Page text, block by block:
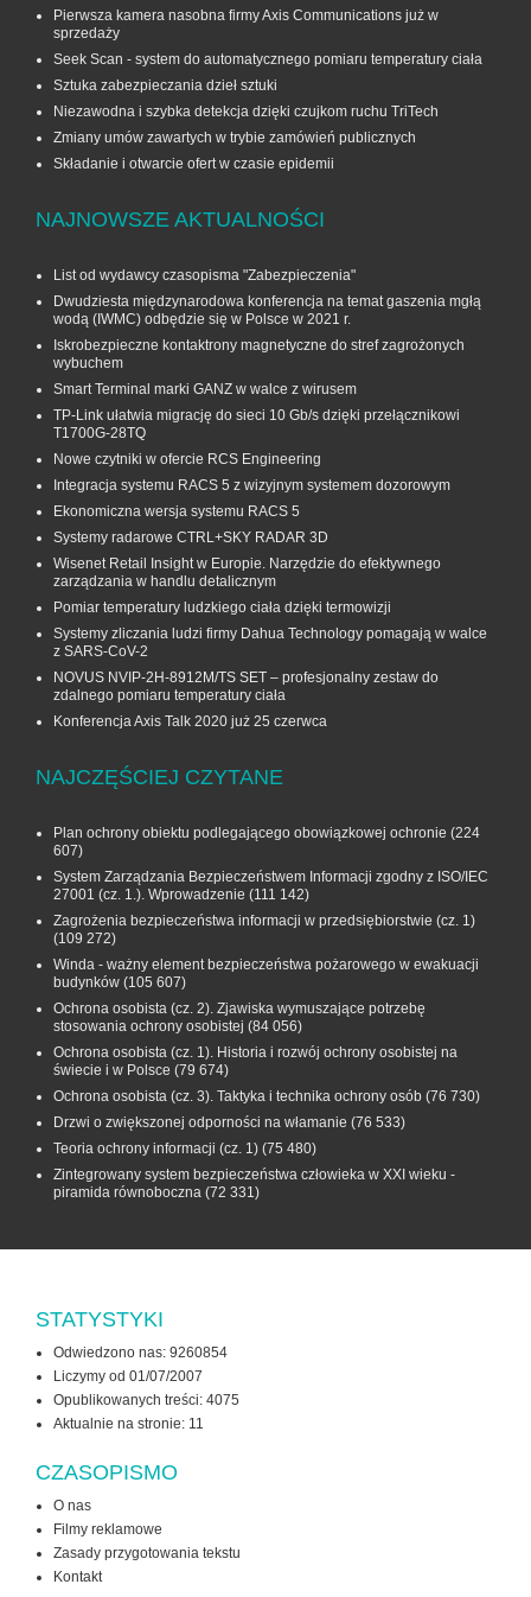
Pierwsza kamera nasobna firmy Axis Communications już w
sprzedaży
Seek Scan - system do automatycznego pomiaru temperatury ciała
Sztuka zabezpieczania dzieł sztuki
Niezawodna i szybka detekcja dzięki czujkom ruchu TriTech
Zmiany umów zawartych w trybie zamówień publicznych
Składanie i otwarcie ofert w czasie epidemii
NAJNOWSZE AKTUALNOŚCI
List od wydawcy czasopisma "Zabezpieczenia"
Dwudziesta międzynarodowa konferencja na temat gaszenia mgłą
wodą (IWMC) odbędzie się w Polsce w 2021 r.
Iskrobezpieczne kontaktrony magnetyczne do stref zagrożonych
wybuchem
Smart Terminal marki GANZ w walce z wirusem
TP-Link ułatwia migrację do sieci 10 Gb/s dzięki przełącznikowi
T1700G‑28TQ
Nowe czytniki w ofercie RCS Engineering
Integracja systemu RACS 5 z wizyjnym systemem dozorowym
Ekonomiczna wersja systemu RACS 5
Systemy radarowe CTRL+SKY RADAR 3D
Wisenet Retail Insight w Europie. Narzędzie do efektywnego
zarządzania w handlu detalicznym
Pomiar temperatury ludzkiego ciała dzięki termowizji
Systemy zliczania ludzi firmy Dahua Technology pomagają w walce
z SARS-CoV-2
NOVUS NVIP-2H-8912M/TS SET – profesjonalny zestaw do
zdalnego pomiaru temperatury ciała
Konferencja Axis Talk 2020 już 25 czerwca
NAJCZĘŚCIEJ CZYTANE
Plan ochrony obiektu podlegającego obowiązkowej ochronie (224
607)
System Zarządzania Bezpieczeństwem Informacji zgodny z ISO/IEC
27001 (cz. 1.). Wprowadzenie (111 142)
Zagrożenia bezpieczeństwa informacji w przedsiębiorstwie (cz. 1)
(109 272)
Winda - ważny element bezpieczeństwa pożarowego w ewakuacji
budynków (105 607)
Ochrona osobista (cz. 2). Zjawiska wymuszające potrzebę
stosowania ochrony osobistej (84 056)
Ochrona osobista (cz. 1). Historia i rozwój ochrony osobistej na
świecie i w Polsce (79 674)
Ochrona osobista (cz. 3). Taktyka i technika ochrony osób (76 730)
Drzwi o zwiększonej odporności na włamanie (76 533)
Teoria ochrony informacji (cz. 1) (75 480)
Zintegrowany system bezpieczeństwa człowieka w XXI wieku -
piramida równoboczna (72 331)
STATYSTYKI
Odwiedzono nas: 9260854
Liczymy od 01/07/2007
Opublikowanych treści: 4075
Aktualnie na stronie: 11
CZASOPISMO
O nas
Filmy reklamowe
Zasady przygotowania tekstu
Kontakt